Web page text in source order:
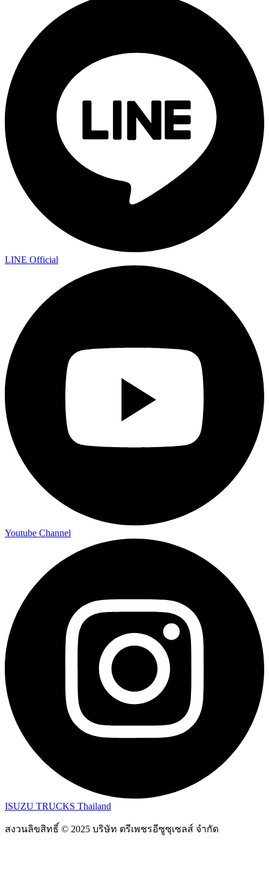
LINE Official
Youtube Channel
ISUZU TRUCKS Thailand
สงวนลิขสิทธิ์ © 2025 บริษัท ตรีเพชรอีซูซุเซลส์ จำกัด